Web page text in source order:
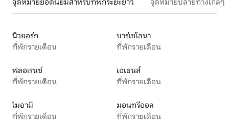
จุดหมายยอดนิยมสำหรับที่พักระยะยาว จุดหมายปลายทางใกล้ๆ
นิวยอร์ก
ที่พักรายเดือน
บาร์เซโลนา
ที่พักรายเดือน
ฟลอเรนซ์
ที่พักรายเดือน
เอเธนส์
ที่พักรายเดือน
ไมอามี
ที่พักรายเดือน
มอนทรีออล
ที่พักรายเดือน